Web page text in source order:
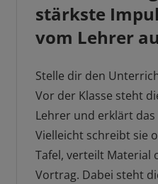
stärkste
vom Lehrer
Stelle dir den
Vor der Klasse steht
Lehrer und erklärt das
Vielleicht schreibt sie
Tafel, verteilt Material
Vortrag. Dabei steht